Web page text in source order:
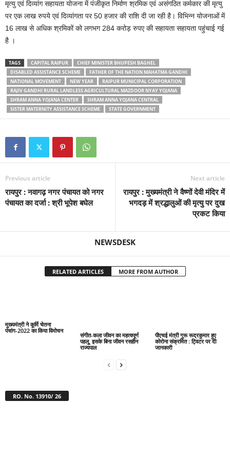
मृत्यु एवं दिव्यांग सहायता योजना में पंजीकृत निर्माण श्रमिक एवं असंगठित कर्मकार की मृत्यु
पर एक लाख रुपये एवं दिव्यांगता पर 50 हजार की राशि दी जा रही है। विभिन्न योजनाओं में
16 लाख से अधिक श्रमिकों को लगभग 284 करोड़ रुपए की सहायता सहायता पहुंचाई गई
है ।
TAGS CAPITAL RAIPUR
CHIEF MINISTER BHUPESH BAGHEL
DISABLED ASSISTANCE SCHEME
FATHER OF THE NATION MAHATMA GANDHI
NATIONAL MOVEMENT
NEW YEAR
RAIPUR MUNICIPAL CORPORATION
RAJIV GANDHI RURAL LANDLESS AGRICULTURAL MAZDOOR NYAY YOJANA
SHRAM ANNA YOJANA CENTER
SHRAM ANNA YOJANA CENTRAL
SISTER MATERNITY ASSISTANCE SCHEME
STATE GOVERNMENT
Previous article
रायपुर : ​​​​​​​नवागढ़ नगर पंचायत को नगर
पंचायत का दर्जा : श्री भूपेश बघेल
Next article
रायपुर : मुख्यमंत्री ने वैष्णों देवी मंदिर में
भगदड़ में श्रद्धालुओं की मृत्यु पर दुख
प्रकट किया
NEWSDESK
RELATED ARTICLES MORE FROM AUTHOR
मुख्यमंत्री ने कूर्मि चेतना
पंचांग-2022 का किया विमोचन
संगीत-कला जीवन का महत्वपूर्ण
पहलू, इसके बिना जीवन रसहीन
राज्यपाल
पीएचई मंत्री गुरू रूद्रकुमार हुए
कोरोना संक्रमित : ट्विटर पर दी
जानकारी
RO. No. 13910/ 26